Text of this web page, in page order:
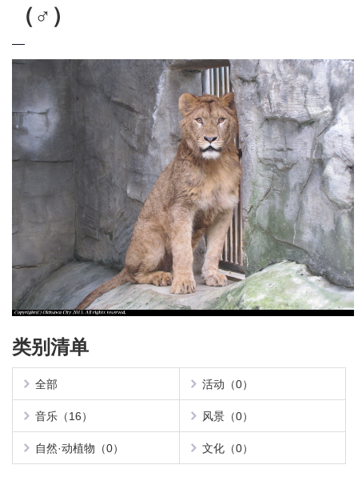
（♂）
类别清单
全部 活动（0）
音乐（16） 风景（0）
自然·动植物（0） 文化（0）